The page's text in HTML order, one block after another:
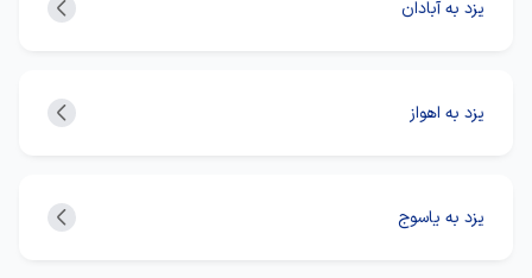
یزد به آبادان
یزد به اهواز
یزد به یاسوج